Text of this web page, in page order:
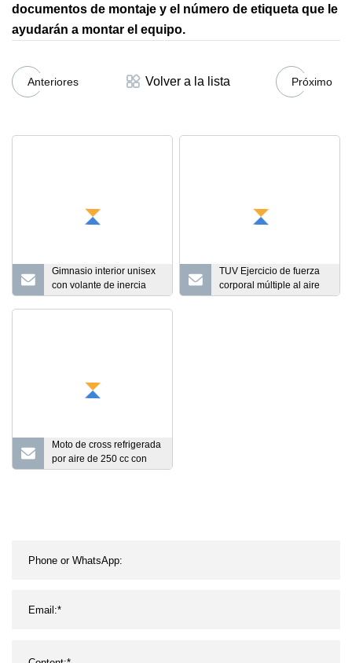
documentos de montaje y el número de etiqueta que le
ayudarán a montar el equipo.
Anteriores Volver a la lista Próximo
Gimnasio interior unisex
con volante de inercia
ajustable en altura,
TUV Ejercicio de fuerza
corporal múltiple al aire
libre Entrenamiento
Moto de cross refrigerada
por aire de 250 cc con
EPA